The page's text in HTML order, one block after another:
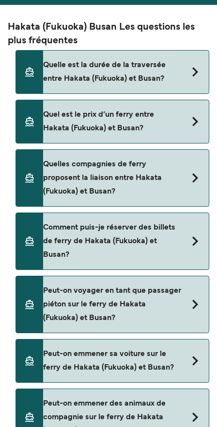
Hakata (Fukuoka) Busan Les questions les
plus fréquentes
Quelle est la durée de la traversée
entre Hakata (Fukuoka) et Busan?
Busan est d'environ 6 heures. La durée des
traversées peut varier d'une saison à l'autre. Nous
vous conseillons donc de vérifier ce qu'il en est,
Quel est le prix d’un ferry entre
Hakata (Fukuoka) et Busan?
prix moyen de Hakata (Fukuoka) à Busan est de
$182. Prix hors frais de réservation.
Quelles compagnies de ferry
proposent la liaison entre Hakata
(Fukuoka) et Busan?
Comment puis-je réserver des billets
de ferry de Hakata (Fukuoka) et
Busan?
consultez notre page d'offres pour consulter les
dernières promotions disponibles.
Peut-on voyager en tant que passager
piéton sur le ferry de Hakata
(Fukuoka) et Busan?
piéton de Hakata (Fukuoka) à Busan avec
Peut-on emmener sa voiture sur le
ferry de Hakata (Fukuoka) et Busan?
ferry entre Hakata (Fukuoka) et Busan.
Peut-on emmener des animaux de
compagnie sur le ferry de Hakata